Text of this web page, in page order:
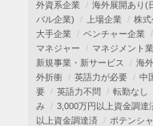
外資系企業
海外展開あり(
バル企業)
上場企業
株式
大手企業
ベンチャー企業
マネジャー
マネジメント
新規事業・新サービス
海
外折衝
英語力が必要
中
要
英語力不問 転勤なし
み
3,000万円以上資金調達
以上資金調達済
ポテンシ